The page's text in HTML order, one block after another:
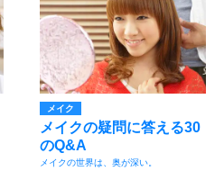
メイク
メイクの疑問に答える30
のQ&A
メイクの世界は、奥が深い。